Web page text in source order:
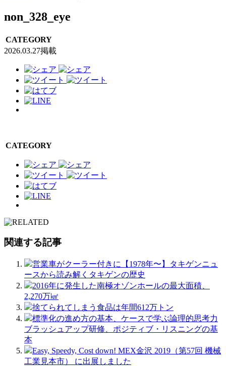
non_328_eye
CATEGORY
2026.03.27掲載
CATEGORY
関連する記事
営業車がクーラー付きに【1978年〜】タキゲンニュ
ースから読み解くタキゲンの歴史
2016年に発生した南極オゾンホールの最大面積、
2,270万㎢
捨てられてしまう食品は年間612万トン
標準化の進め方の基本、ケースで学ぶ論理的思考力
ブラッシュアップ研修、ポジティブ・リスニングの基
本
Easy, Speedy, Cost down! MEX金沢 2019（第57回 機械
工業見本市） に出展しました